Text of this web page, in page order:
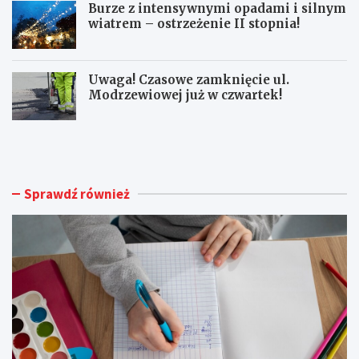
Burze z intensywnymi opadami i silnym
wiatrem – ostrzeżenie II stopnia!
Uwaga! Czasowe zamknięcie ul.
Modrzewiowej już w czwartek!
S
r
J
a
t
k
o
w
B
e
i
e
s
z
e
u
Sprawdź również